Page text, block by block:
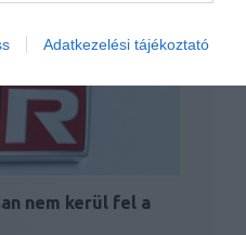
Adatkezelési tájékoztató
nem kerül fel a